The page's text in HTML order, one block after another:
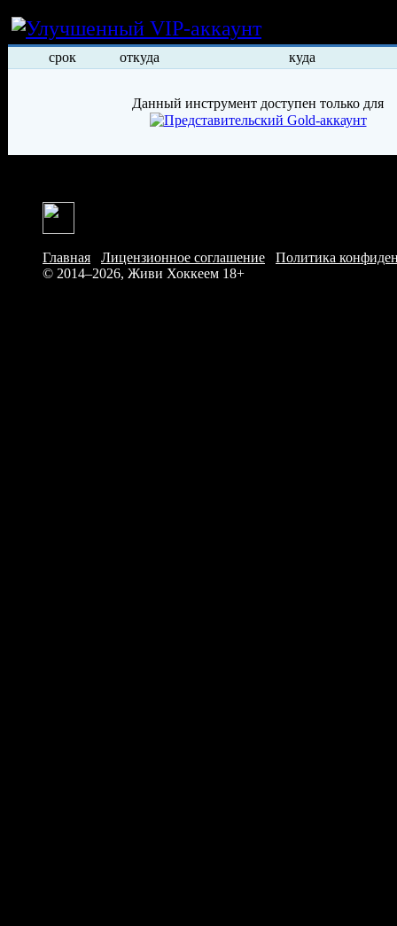
Условия
срок откуда куда
Данный инструмент доступен только для
Главная Лицензионное соглашение
Политика
© 2014–2026, Живи Хоккеем 18+